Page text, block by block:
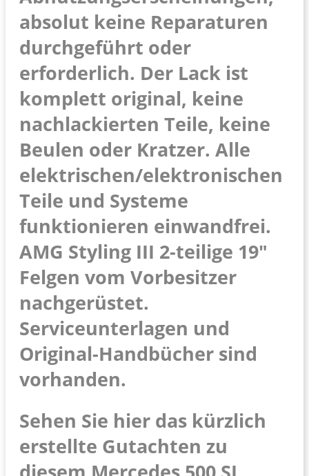
absolut keine Reparaturen
durchgeführt oder
erforderlich. Der Lack ist
komplett original, keine
nachlackierten Teile, keine
Beulen oder Kratzer. Alle
elektrischen/elektronischen
Teile und Systeme
funktionieren einwandfrei.
AMG Styling III 2-teilige 19″
Felgen vom Vorbesitzer
nachgerüstet.
Serviceunterlagen und
Original-Handbücher sind
vorhanden.
Sehen Sie hier das kürzlich
erstellte Gutachten zu